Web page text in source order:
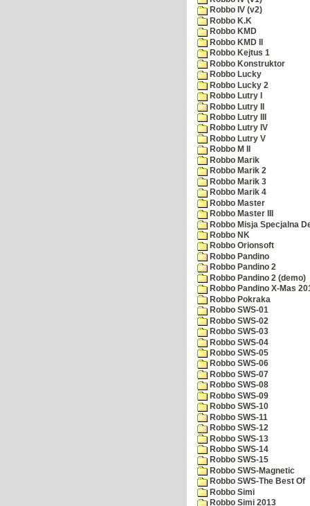
Robbo IV (v2)
Robbo K.K
Robbo KMD
Robbo KMD II
Robbo Kejtus 1
Robbo Konstruktor
Robbo Lucky
Robbo Lucky 2
Robbo Lutry I
Robbo Lutry II
Robbo Lutry III
Robbo Lutry IV
Robbo Lutry V
Robbo M II
Robbo Marik
Robbo Marik 2
Robbo Marik 3
Robbo Marik 4
Robbo Master
Robbo Master III
Robbo Misja Specjalna
Robbo NK
Robbo Orionsoft
Robbo Pandino
Robbo Pandino 2
Robbo Pandino 2 (demo)
Robbo Pandino X-Mas
Robbo Pokraka
Robbo SWS-01
Robbo SWS-02
Robbo SWS-03
Robbo SWS-04
Robbo SWS-05
Robbo SWS-06
Robbo SWS-07
Robbo SWS-08
Robbo SWS-09
Robbo SWS-10
Robbo SWS-11
Robbo SWS-12
Robbo SWS-13
Robbo SWS-14
Robbo SWS-15
Robbo SWS-Magnetic
Robbo SWS-The Best Of
Robbo Simi
Robbo Simi 2013